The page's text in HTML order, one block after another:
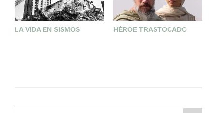
LA VIDA EN SISMOS HÉROE TRASTOCADO